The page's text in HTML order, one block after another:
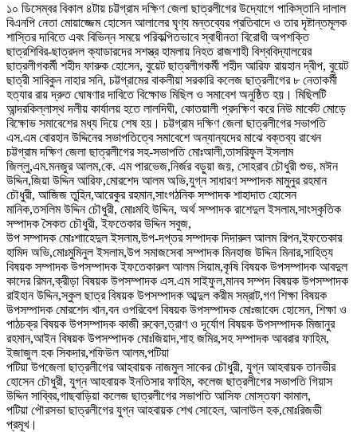
১০ ডিসেম্বর বিকাল ৪টায় চট্টগ্রাম দক্ষিণ জেলা ছাত্রলীগের উদ্যোগে পাকিস্তানি দালাল
বিএনপি নেতা মোয়াজ্জেম হোসেন আলালের ঘৃণ্য মন্তব্যের প্রতিবাদে ও তার দৃষ্টান্তমূলক
শাস্তির দাবিতে এবং বিভিন্ন সময়ে পরিকল্পিতভাবে স্বাধীনতা বিরোধী অপশক্তি
ছাত্রশিবির-ছাত্রদল ক্যাডারদের সশস্ত্র হামলায় নিহত রাজশাহী বিশ্ববিদ্যালয়ের
ছাত্রলীগকর্মী শহীদ ফারুক হোসেন, বুয়েট ছাত্রলীগকর্মী শহীদ আরিফ রায়হান দ্বীপ, বুয়েট
ছাত্রী সাবিকুন নাহার সনি, চট্টগ্রামের বাকলীয়া সরকারি কলেজ ছাত্রলীগের ৮ নেতাকর্মী
হত্যার রায় দ্রুত ঘোষণার দাবিতে বিক্ষোভ মিছিল ও সমাবেশ অনুষ্ঠিত হয়। মিছিলটি
আন্দরকিল্লাস্থ দলীয় কার্যালয় হতে লালদিঘী, কোতয়ালী প্রদক্ষিণ করে নিউ মার্কেট মোড়ে
বিক্ষোভ সমাবেশের মধ্য দিয়ে শেষ হয়। চট্টগ্রাম দক্ষিণ জেলা ছাত্রলীগের সভাপতি
এস.এম বোরহান উদ্দিনের সভাপতিত্বে সমাবেশে অন্যান্যদের মাঝে বক্তব্য রাখেন
চট্টগ্রাম দক্ষিণ জেলা ছাত্রলীগের সহ-সভাপতি মোঃআলী,তাসরিফুল ইসলাম
জিল্লু,এম.মনজুর আলম,কে. এম পারভেজ,নির্জর বড়ুয়া জয়, সোহরাব চৌধুরী শুভ, মঈন
উদ্দিন,জিয়া উদ্দিন আরিফ,মোরশেদ আলম অভি,যুগ্ন সাধারণ সম্পাদক মামুনুর রহমান
চৌধুরী, আজিজ তুহিন,আরেকুর রহমান,সাংগঠনিক সম্পাদক শাহাদাত হোসেন
মানিক,তসলিম উদ্দিন চৌধুরী, মোঃমহি উদ্দিন, অর্থ সম্পাদক রাশেদুল ইসলাম,সাংস্কৃতিক
সম্পাদক সৈকত চৌধুরী, ইফতেকার উদ্দিন সবুজ,
উপ সম্পাদক মোঃশাাহেদুল ইসলাম,উপ-দপ্তর সম্পাদক দিদারুল আলম রিপন,ইফতেকার
হামিদ অভি,মোঃমুমিনুল ইসলাম,উপ সমাজসেবা সম্পাদক মিনহাজ উদ্দিন মিনার,সাহিত্য
বিষয়ক সম্পাদক উপসম্পাদক ইফতেকারুল আলম সিয়াম,কৃষি বিষয়ক উপসম্পাদক আবদুল
কাদের রিমন,ক্রীড়া বিষয়ক উপসম্পাদক এস.এম সাইফুল,মানব সম্পদ বিষয়ক উপসম্পাদক
রাইহান উদ্দিন,স্কুল ছাত্র বিষয়ক উপসম্পাদক আব্দুল করীম সম্রাট,গণ শিক্ষা বিষয়ক
উপসম্পাদক মোরশেদ খান,বন ওপরিবেশ বিষয়ক উপসম্পাদক মোঃজাবেদ হোসেন, শিক্ষা ও
পাঠচক্র বিষয়ক উপসম্পাদক কাজী রুবেল,ত্রাণ ও দূর্যোগ বিষয়ক উপসম্পাদক মিজানুর
রহমান,আইন বিষয়ক উপসম্পাদক মোঃজিয়াদ,শাহ জমির,সহ সম্পাদক আবরার ফাহিম,
ইজাজুল হক সিকদার,শফিউল আলম,পটিয়া
পটিয়া উপজেলা ছাত্রলীগের আহবায়ক নাজমুল সাকের চৌধুরী, যুগ্ন আহবায়ক তানভীর
হোসেন চৌধুরী, যুগ্ন আহবায়ক ইনতিসার ফাহিম, কলেজ ছাত্রলীগের সভাপতি গিয়াস
উদ্দিন সাব্বির,গাছবাড়িয়া কলেজ ছাত্রলীগের সভাপতি আসিফ মোস্তফা কামাল,
পটিয়া পৌরসভা ছাত্রলীগের যুগ্ন আহবায়ক শেখ সোহেল, আলাউল হক,মোঃরিজভী
প্রমূখ।